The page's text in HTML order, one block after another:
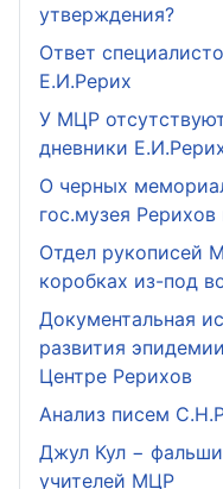
утверждения?
Ответ
Е.И.Рерих
У МЦР
дневники
О черных
гос.музея
Отдел рукописей
коробках из-под
Документальная
развития
Центре Рерихов
Анализ писем
Джул Кул −
учителей МЦР